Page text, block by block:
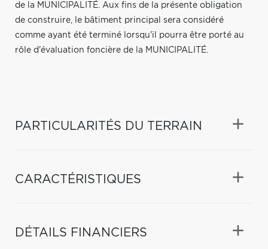
de la MUNICIPALITÉ. Aux fins de la présente obligation
de construire, le bâtiment principal sera considéré
comme ayant été terminé lorsqu'il pourra être porté au
rôle d'évaluation foncière de la MUNICIPALITÉ.
PARTICULARITÉS DU TERRAIN
CARACTÉRISTIQUES
DÉTAILS FINANCIERS